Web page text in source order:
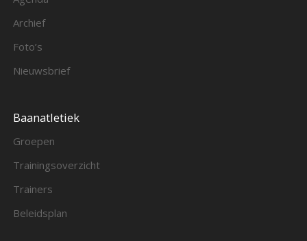
Archief
Foto’s
Nieuwsbrief
Baanatletiek
Groepen
Trainingsoverzicht
Trainers
Beleidsplan